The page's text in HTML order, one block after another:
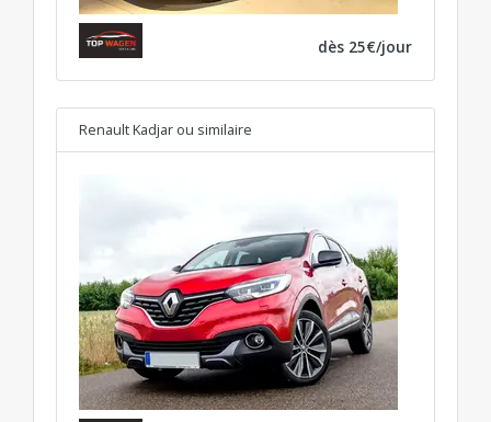
dès 25€/jour
Renault Kadjar ou similaire